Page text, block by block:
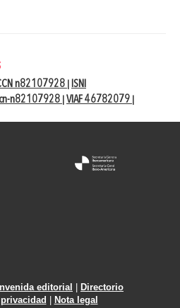
n82107928
ISNI
n82107928 VIAF 46782079
editorial
Directorio
Nota legal